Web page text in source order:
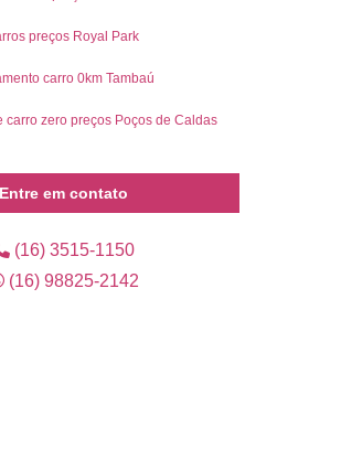
Emplacar o Veículo Novo
Veículo Zero
Emplacamento
Credenciada
de Carros
preços Royal Park
carro 0km Tambaú
carro zero preços Poços de Caldas
Entre em contato
(16) 3515-1150
(16) 98825-2142